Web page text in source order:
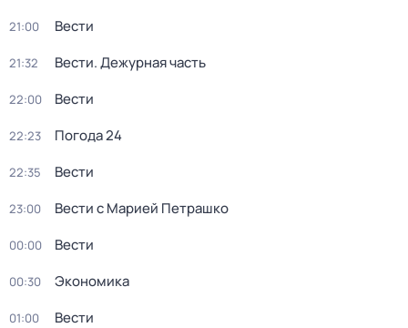
21:00 Вести
21:32 Вести. Дежурная часть
22:00 Вести
22:23 Погода 24
22:35 Вести
23:00 Вести с Марией Петрашко
00:00 Вести
00:30 Экономика
01:00 Вести